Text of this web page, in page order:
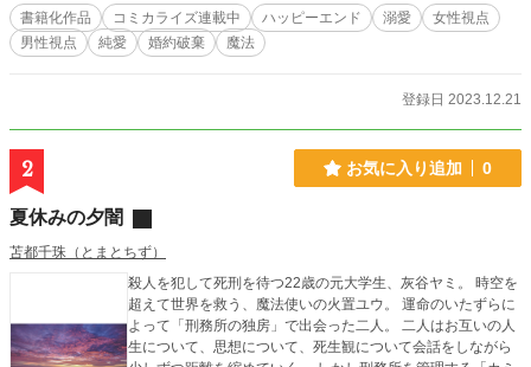
メン。それが前世の私だ。容姿で差別される辛さはよく知っ
ている。人間、大事なのは中身だ。そうだろう？ 全てを諦め
たように笑う彼女。いつか本当の笑顔で笑ってもらおうでは
も愛らしい人だった。彼女に夢中になるのに、そう時間は掛
増えるらしいので達成順位貼ります。 【総合】日間1位、週
間1位、月間1位、四半期1位、年間2位（完結済1位）。 【ジ
いなぎ先生です。笑わないジーノとゴブリンのアナ、という
漫画にし難いものを見事に漫画にしてくれています。ぜひぜ
ひご一読下さいませ。
書籍化作品 コミカライズ連載中 ハッピーエンド 溺愛
女性視点
男性視点
純愛 婚約破棄 魔法
登録日 2023.12.21
2 お気に入り追加 0
夏休みの夕闇
苫都千珠（とまとちず）
殺人を犯して死刑を待つ22歳の元大学生、灰谷ヤミ。 時空を
超えて世界を救う、魔法使いの火置ユウ。 運命のいたずらに
よって「刑務所の独房」で出会った二人。 二人はお互いの人
生について、思想について、死生観について会話をしながら